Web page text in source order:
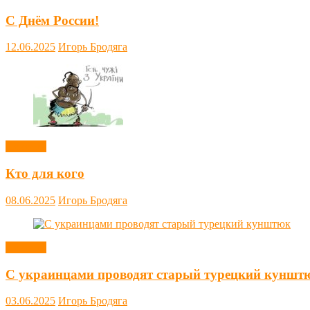
С Днём России!
12.06.2025 Игорь Бродяга
Кто для кого
08.06.2025 Игорь Бродяга
С украинцами проводят старый турецкий
03.06.2025 Игорь Бродяга